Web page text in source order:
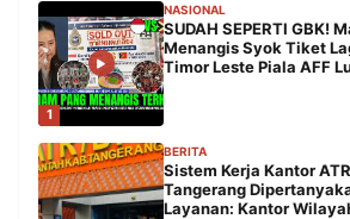
1
NASIONAL
SUDAH SEPERTI GBK!
Menangis Syok Tiket
Timor Leste Piala AFF
BERITA
Sistem Kerja Kantor
Tangerang
Layanan: Kantor